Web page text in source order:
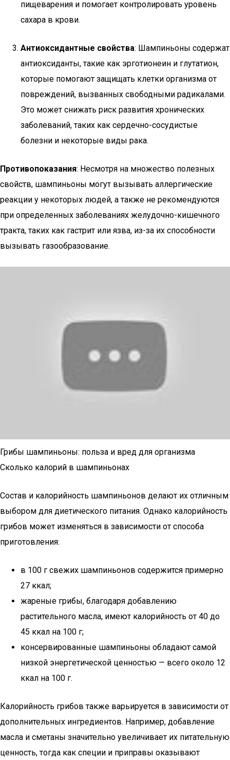
пищеварения и помогает контролировать уровень
сахара в крови.
Антиоксидантные свойства: Шампиньоны содержат
антиоксиданты, такие как эрготионеин и глутатион,
которые помогают защищать клетки организма от
повреждений, вызванных свободными радикалами.
Это может снижать риск развития хронических
заболеваний, таких как сердечно-сосудистые
болезни и некоторые виды рака.
Противопоказания: Несмотря на множество полезных
свойств, шампиньоны могут вызывать аллергические
реакции у некоторых людей, а также не рекомендуются
при определенных заболеваниях желудочно-кишечного
тракта, таких как гастрит или язва, из-за их способности
вызывать газообразование.
Грибы шампиньоны: польза и вред для организма
Сколько калорий в шампиньонах
Состав и калорийность шампиньонов делают их отличным
выбором для диетического питания. Однако калорийность
грибов может изменяться в зависимости от способа
приготовления:
в 100 г свежих шампиньонов содержится примерно
27 ккал;
жареные грибы, благодаря добавлению
растительного масла, имеют калорийность от 40 до
45 ккал на 100 г;
консервированные шампиньоны обладают самой
низкой энергетической ценностью — всего около 12
ккал на 100 г.
Калорийность грибов также варьируется в зависимости от
дополнительных ингредиентов. Например, добавление
масла и сметаны значительно увеличивает их питательную
ценность, тогда как специи и приправы оказывают